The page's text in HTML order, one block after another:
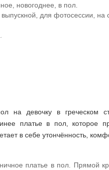
новогоднее, в пол.
для фотосессии, на
на девочку в греческом
платье в пол, которое
в себе утончённость,
платье в пол. Прямой